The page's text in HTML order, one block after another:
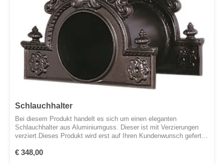
Schlauchhalter
Bei diesem Produkt handelt es sich um einen eleganten
Schlauchhalter aus Aluminiumguss. Dieser ist mit Verzierungen
verziert.Dieses Produkt wird erst auf Ihren Kundenwunsch gefertigt
Regulärer Preis:
€ 348,00